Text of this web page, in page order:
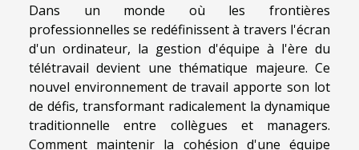
Dans un monde où les frontières
professionnelles se redéfinissent à travers l'écran
d'un ordinateur, la gestion d'équipe à l'ère du
télétravail devient une thématique majeure. Ce
nouvel environnement de travail apporte son lot
de défis, transformant radicalement la dynamique
traditionnelle entre collègues et managers.
Comment maintenir la cohésion d'une équipe